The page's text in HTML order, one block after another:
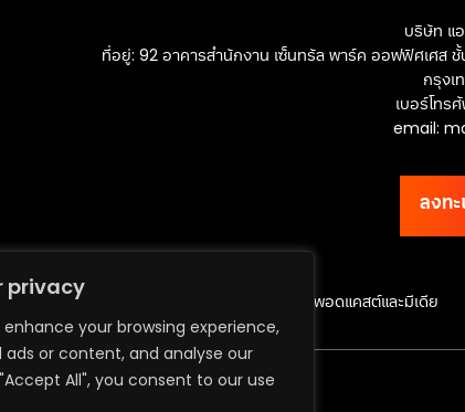
privacy
your browsing experience,
ads or content, and analyse our
All", you consent to our use
บริษัท แ
ที่อยู่: 92 อาคารสำนักงาน เซ็นทรัล พาร์ค ออฟฟิศเศส ชั้
กรุงเ
เบอร์โท
email:
ลงทะ
รียน ทำเนียบศิษย์เก่า พอดแคสต์และมีเดีย
Co., Ltd. All rights reserved.